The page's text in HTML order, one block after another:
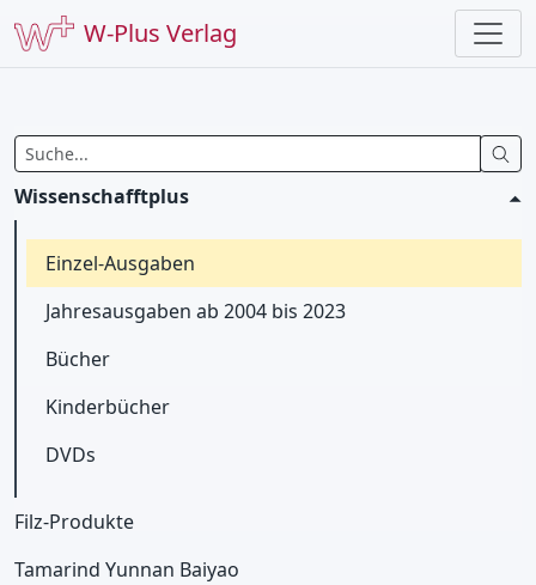
W-Plus Verlag
Wissenschafftplus
Einzel-Ausgaben
Jahresausgaben ab 2004 bis 2023
Bücher
Kinderbücher
DVDs
Filz-Produkte
Tamarind Yunnan Baiyao